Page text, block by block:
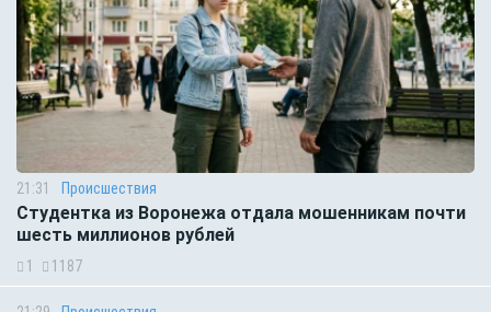
21:31 Происшествия
Студентка из Воронежа отдала мошенникам почти
шесть миллионов рублей
1 1187